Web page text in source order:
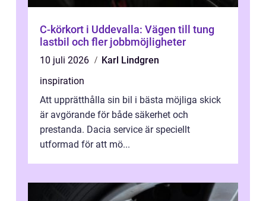
C-körkort i Uddevalla: Vägen till tung
lastbil och fler jobbmöjligheter
10 juli 2026
Karl Lindgren
inspiration
Att upprätthålla sin bil i bästa möjliga skick
är avgörande för både säkerhet och
prestanda. Dacia service är speciellt
utformad för att mö...